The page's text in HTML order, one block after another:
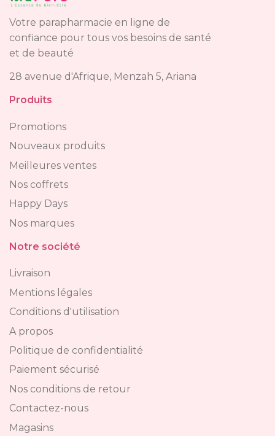
Votre parapharmacie en ligne de
confiance pour tous vos besoins de santé
et de beauté
28 avenue d'Afrique, Menzah 5, Ariana
Produits
Promotions
Nouveaux produits
Meilleures ventes
Nos coffrets
Happy Days
Nos marques
Notre société
Livraison
Mentions légales
Conditions d'utilisation
A propos
Politique de confidentialité
Paiement sécurisé
Nos conditions de retour
Contactez-nous
Magasins